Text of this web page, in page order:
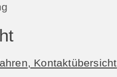
Kontaktübersicht